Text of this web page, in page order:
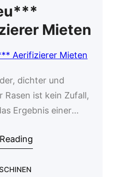
Mieten
dichter und
Rasen ist kein Zufall,
Ergebnis einer
Gartenbesitzer
und Bewässern,